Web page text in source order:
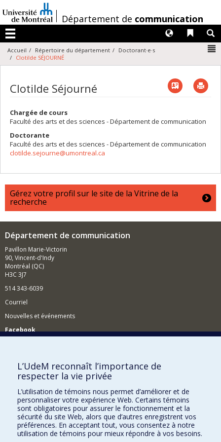
au
contenu
/Département de communication
Menu
Liens
Langues
Accueil Répertoire du département
Doctorant·e·s
Clotilde SÉJOURNÉ
Clotilde Séjourné Vcard
Chargée de cours
Faculté des arts et des sciences - Département de communication
Doctorante
Faculté des arts et des sciences - Département de communication
clotilde.sejourne@umontreal.ca
Gérez votre profil sur le site de la Vitrine de la
recherche
Département de communication
Pavillon Marie-Victorin
90, Vincent-d'Indy
Montréal (QC)
H3C 3J7
514 343-6039
Courriel
Nouvelles et événements
Facebook
Comment soutenir le Département?
BESOIN D'AIDE?
Plan du site
Signaler une erreur
Accessibilité
FACULTÉ DES ARTS ET DES SCIENCES
L’UdeM reconnaît l’importance de
respecter la vie privée
L’utilisation de témoins nous permet d’améliorer et de
personnaliser votre expérience Web. Certains témoins
sont obligatoires pour assurer le fonctionnement et la
sécurité du site Web, alors que d’autres enregistrent vos
préférences. En acceptant tout, vous consentez à notre
utilisation de témoins pour mieux répondre à vos besoins.